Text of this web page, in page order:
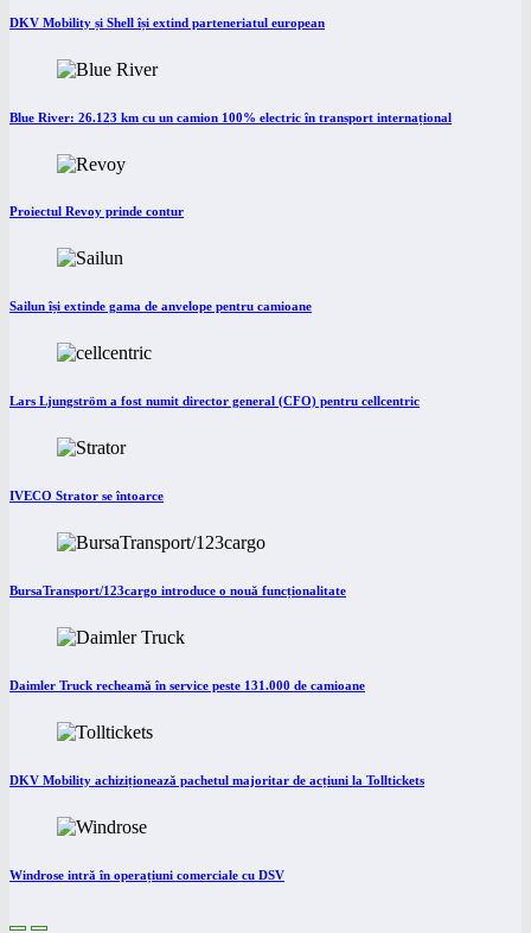
DKV Mobility și Shell își extind parteneriatul european
Blue River: 26.123 km cu un camion 100% electric în transport internațional
Proiectul Revoy prinde contur
Sailun își extinde gama de anvelope pentru camioane
Lars Ljungström a fost numit director general (CFO) pentru cellcentric
IVECO Strator se întoarce
BursaTransport/123cargo introduce o nouă funcționalitate
Daimler Truck recheamă în service peste 131.000 de camioane
DKV Mobility achiziționează pachetul majoritar de acțiuni la Tolltickets
Windrose intră în operațiuni comerciale cu DSV